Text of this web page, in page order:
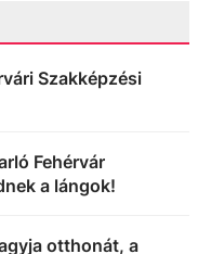
Szakképzési
Fehérvár
a lángok!
otthonát, a